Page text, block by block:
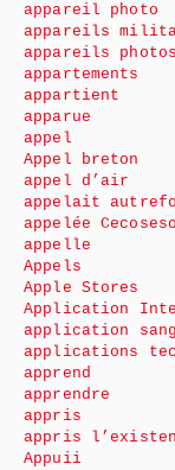
appareil photo
appareils
appareils photos
appartements
appartient
apparue
appel
Appel breton
appel d’air
appelait
appelée
appelle
Appels
Apple Stores
Application
application
applications
apprend
apprendre
appris
appris
Appuii